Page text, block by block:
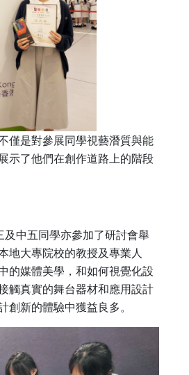
僅是對參展同學視藝潛質與能
示了他們在創作道路上的階段
及中五同學亦參加了研討會舉
地大專院校的教授及專業人
的媒體美學，和如何視覺化設
觸真實的舞台器材和應用設計
創新的體驗中獲益良多。